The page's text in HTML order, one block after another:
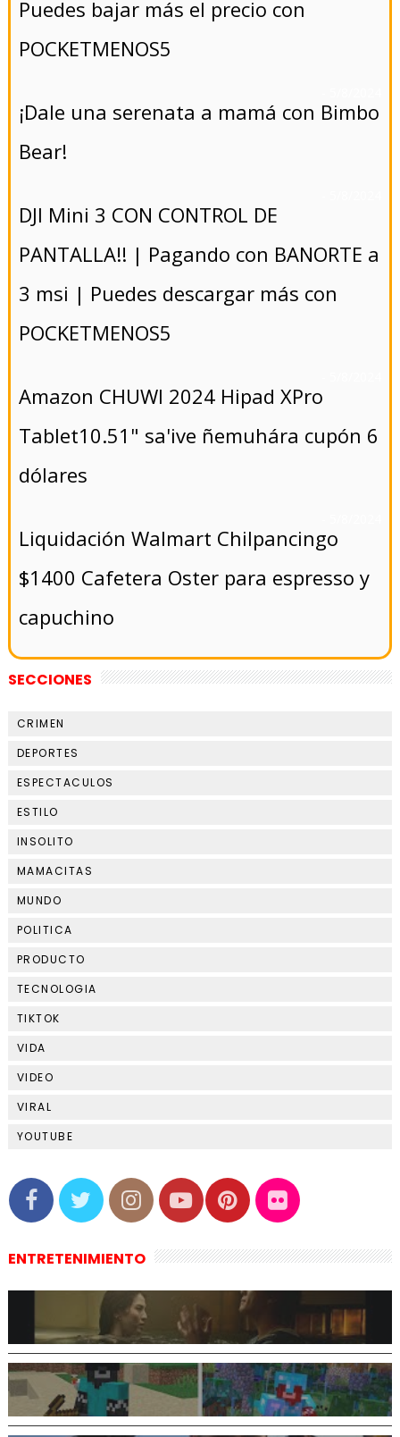
Puedes bajar más el precio con
POCKETMENOS5
¡Dale una serenata a mamá con Bimbo
Bear!
DJI Mini 3 CON CONTROL DE
PANTALLA!! | Pagando con BANORTE a
3 msi | Puedes descargar más con
POCKETMENOS5
Amazon CHUWI 2024 Hipad XPro
Tablet10.51" sa'ive ñemuhára cupón 6
dólares
Liquidación Walmart Chilpancingo
$1400 Cafetera Oster para espresso y
capuchino
SECCIONES
CRIMEN
DEPORTES
ESPECTACULOS
ESTILO
INSOLITO
MAMACITAS
MUNDO
POLITICA
PRODUCTO
TECNOLOGIA
TIKTOK
VIDA
VIDEO
VIRAL
YOUTUBE
ENTRETENIMIENTO